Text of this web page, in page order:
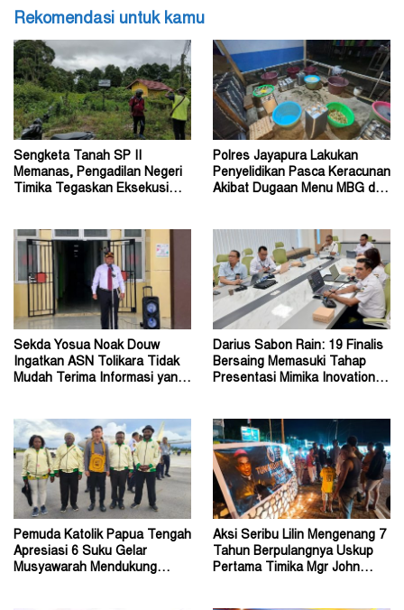
Rekomendasi untuk kamu
Sengketa Tanah SP II
Memanas, Pengadilan Negeri
Timika Tegaskan Eksekusi
Polres Jayapura Lakukan
Penyelidikan Pasca Keracunan
Akibat Dugaan Menu MBG di
Sekda Yosua Noak Douw
Ingatkan ASN Tolikara Tidak
Mudah Terima Informasi yang
Darius Sabon Rain: 19 Finalis
Bersaing Memasuki Tahap
Presentasi Mimika Inovation
Pemuda Katolik Papua Tengah
Apresiasi 6 Suku Gelar
Musyawarah Mendukung
Aksi Seribu Lilin Mengenang 7
Tahun Berpulangnya Uskup
Pertama Timika Mgr John